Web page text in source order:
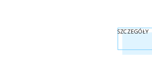
SZCZEGÓŁY